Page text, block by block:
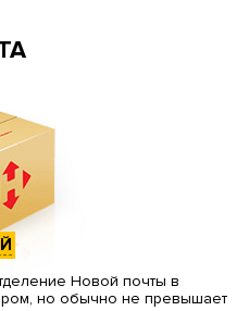
Новой почты в
но обычно не превышает